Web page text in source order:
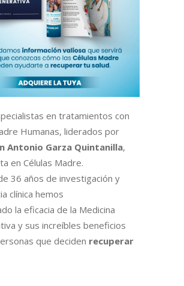
en tratamientos con
Humanas, liderados por
Antonio Garza Quintanilla,
en Células Madre.
36 años de investigación y
clínica hemos
la eficacia de la Medicina
y sus increíbles beneficios
que deciden recuperar